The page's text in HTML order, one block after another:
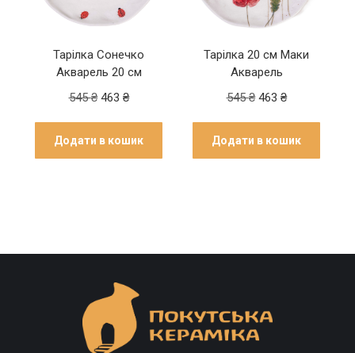
Тарілка Сонечко
Акварель 20 см
545₴ 463 ₴
Додати в кошик
Тарілка 20 см Маки
Акварель
545₴ 463 ₴
Додати в кошик